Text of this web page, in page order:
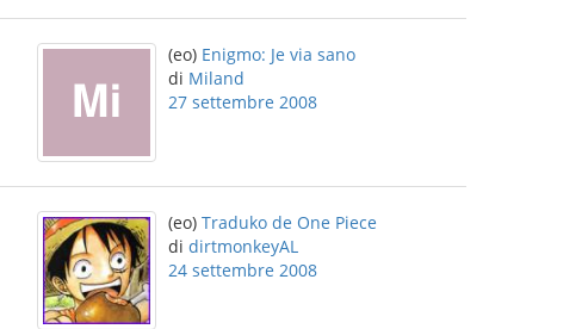
(eo) Enigmo: Je via sano
di Miland
27 settembre 2008
(eo) Traduko de One Piece
di dirtmonkeyAL
24 settembre 2008